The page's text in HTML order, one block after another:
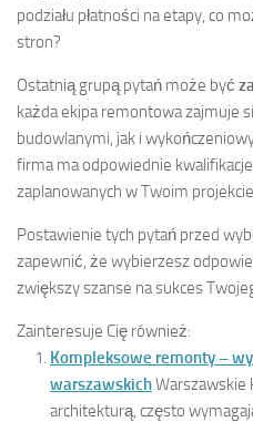
podziału płatności na etapy, co
stron?
Ostatnią grupą pytań może być
każda ekipa remontowa zajmuje
budowlanymi, jak i
firma ma odpowiednie
zaplanowanych w Twoim
Postawienie tych pytań przed
zapewnić, że wybierzesz
zwiększy szanse na sukces
Zainteresuje Cię również:
Kompleksowe remonty –
warszawskichWarszawskie
architekturą, często